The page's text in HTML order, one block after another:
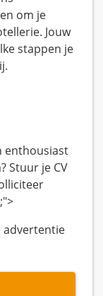
om je
Jouw
stappen je
enthousiast
Stuur je CV
advertentie